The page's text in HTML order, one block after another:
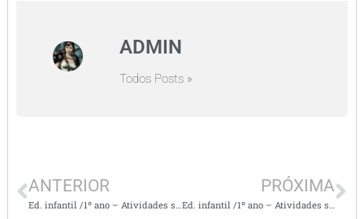
ADMIN
Todos Posts »
ANTERIOR PRÓXIMA